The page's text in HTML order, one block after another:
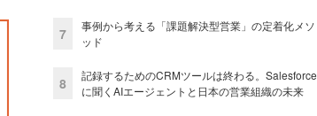
7
事例から考える「課題解決型営業」の定着化メソ
ッド
8
記録するためのCRMツールは終わる。Salesforce
に聞くAIエージェントと日本の営業組織の未来